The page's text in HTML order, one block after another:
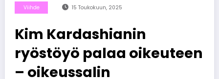
Viihde 15 Toukokuun, 2025
Kim Kardashianin
ryöstöyö palaa oikeuteen
– oikeussalin